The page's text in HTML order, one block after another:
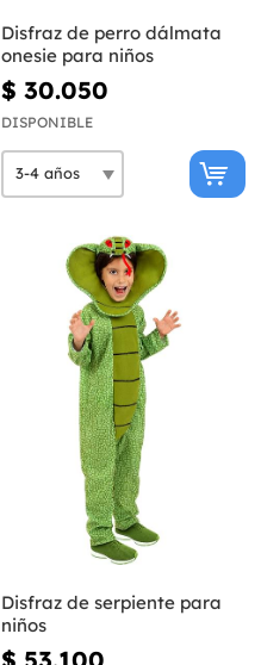
Disfraz de perro dálmata
onesie para niños
$ 30.050
DISPONIBLE
Disfraz de serpiente para
niños